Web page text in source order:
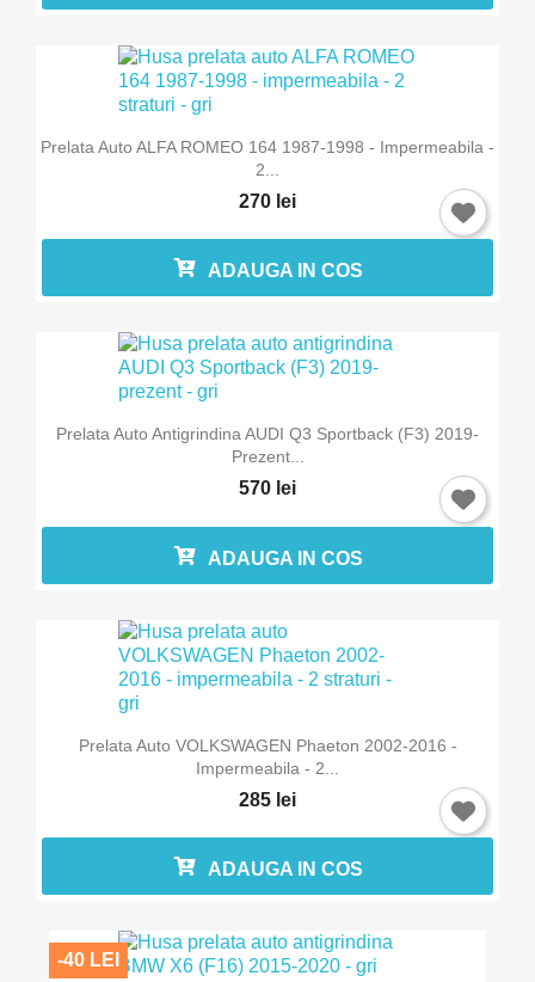
Prelata Auto ALFA ROMEO 164 1987-1998 - Impermeabila -
2...
270 lei
ADAUGA IN COS
Prelata Auto Antigrindina AUDI Q3 Sportback (F3) 2019-
Prezent...
570 lei
ADAUGA IN COS
Prelata Auto VOLKSWAGEN Phaeton 2002-2016 -
Impermeabila - 2...
285 lei
ADAUGA IN COS
-40 LEI
Intra in cont ×
Trebuie sa fi logat in contul de client pentru a salva
produse in Lista de Favorite.
Intra in cont